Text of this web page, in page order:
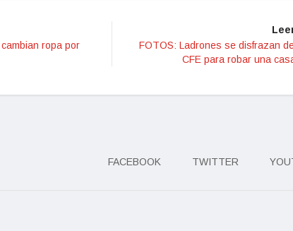
ropa por
FOTOS: Ladrones se disfrazan
CFE para robar una
FACEBOOK TWITTER